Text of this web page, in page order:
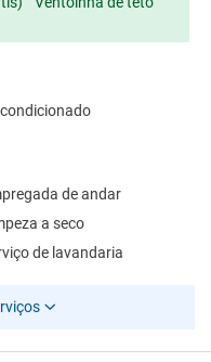
de andar
a seco
de lavandaria